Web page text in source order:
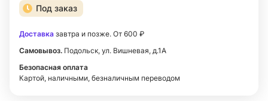
Под заказ
Доставка завтра и позже. От 600 ₽
Самовывоз. Подольск, ул. Вишневая, д.1А
Безопасная оплата
Картой, наличными, безналичным переводом